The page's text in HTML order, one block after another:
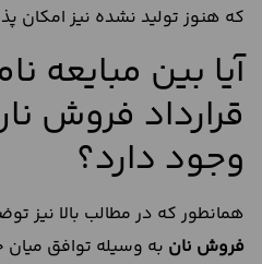
که هنوز تولید نشده نیز امکان
آیا بین مبایعه
قرارداد فروش
وجود دارد؟
همانطور که در مطالب بالا نیز
فروش نان به وسیله توافق میان